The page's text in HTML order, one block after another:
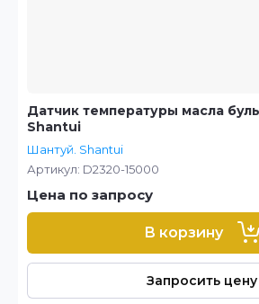
Датчик температуры масла
Shantui
Шантуй. Shantui
Артикул: D2320-15000
Цена по запросу
В корзину
Запросить цену